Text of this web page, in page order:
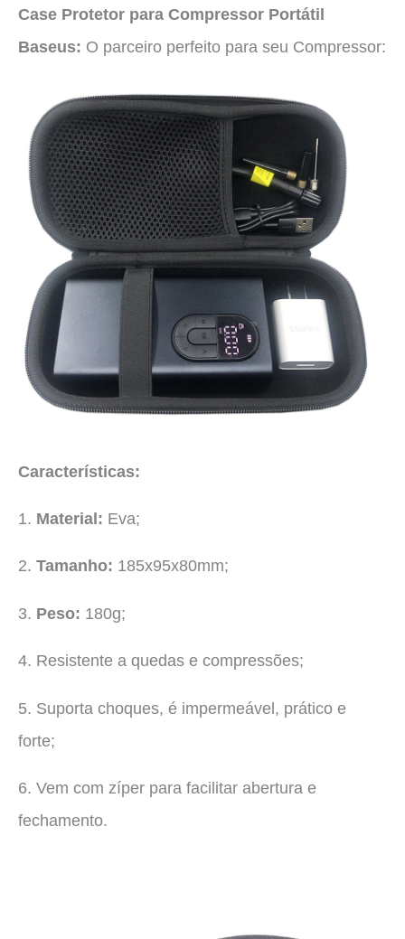
Case Protetor para Compressor Portátil
Baseus: O parceiro perfeito para seu Compressor:
Características:
1. Material: Eva;
2. Tamanho: 185x95x80mm;
3. Peso: 180g;
4. Resistente a quedas e compressões;
5. Suporta choques, é impermeável, prático e
forte;
6. Vem com zíper para facilitar abertura e
fechamento.